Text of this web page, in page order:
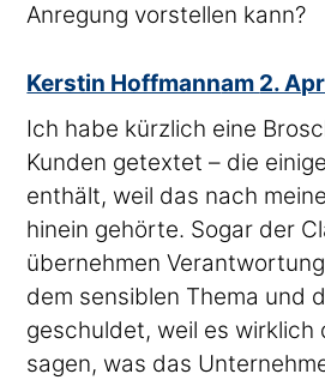
Anregung vorstellen kann?
Kerstin Hoffmannsagte
am 2.
Ich habe kürzlich eine
Kunden getextet – die
enthält, weil das nach
hinein gehörte. Sogar der
übernehmen
dem sensiblen Thema und
geschuldet, weil es wirklich
sagen, was das